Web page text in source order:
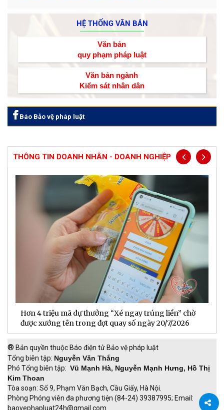
HỆ THỐNG VĂN BẢN
Văn bản
quy phạm pháp luật
Văn bản ngành
Kiểm sát nhân dân
Báo Bảo vệ pháp luật
THÔNG TIN DOANH NHÂN - DOANH NGHIỆP
Hơn 4 triệu mã dự thưởng “Xé ngay trúng liền” chờ
được xướng tên trong đợt quay số ngày 20/7/2026
® Bản quyền thuộc Báo điện tử Bảo vệ pháp luật
Tổng biên tập: Nguyễn Văn Thắng
Phó Tổng biên tập: Vũ Mạnh Hà, Nguyễn Mạnh Hưng, Hồ Thị
Kim Thoan
Tòa soạn: Số 9, Phạm Văn Bạch, Cầu Giấy, Hà Nội.
Phòng Phóng viên đa phương tiện (84-24) 39387995; Email:
baovephapluat24h@gmail.com